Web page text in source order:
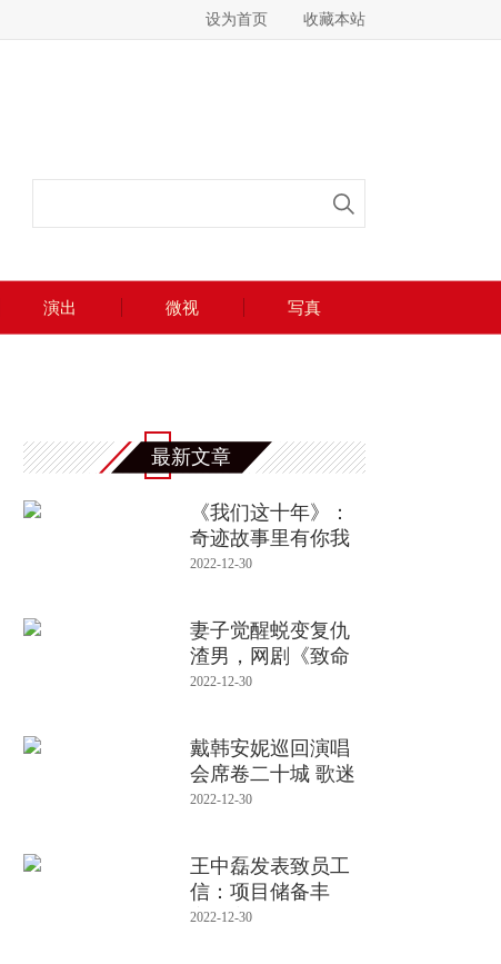
设为首页 收藏本站
演出 微视 写真
最新文章
《我们这十年》：
奇迹故事里有你我
2022-12-30
妻子觉醒蜕变复仇
渣男，网剧《致命
女人》今日
2022-12-30
戴韩安妮巡回演唱
会席卷二十城 歌迷
直呼：怀
2022-12-30
王中磊发表致员工
信：项目储备丰
富，主营发力在
2022-12-30